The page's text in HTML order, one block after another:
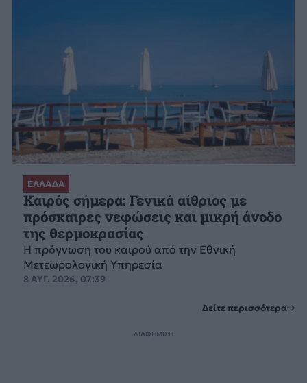
ΕΛΛΑΔΑ
Καιρός σήμερα: Γενικά αίθριος με
πρόσκαιρες νεφώσεις και μικρή άνοδο
της θερμοκρασίας
Η πρόγνωση του καιρού από την Εθνική
Μετεωρολογική Υπηρεσία
8 ΑΥΓ. 2026, 07:39
Δείτε περισσότερα
ΔΙΑΦΗΜΙΣΗ